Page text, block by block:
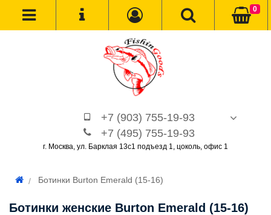
+7 (903) 755-19-93
+7 (495) 755-19-93
г. Москва, ул. Барклая 13с1 подъезд 1, цоколь, офис 1
0
Ботинки Burton Emerald (15-16)
Ботинки женские Burton Emerald (15-16)